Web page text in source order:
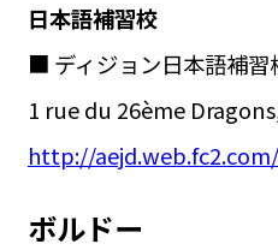
日本語補習校
■ ディジョン日本語補習
1 rue du 26ème
http://aejd.web.fc2.com/
ボルドー